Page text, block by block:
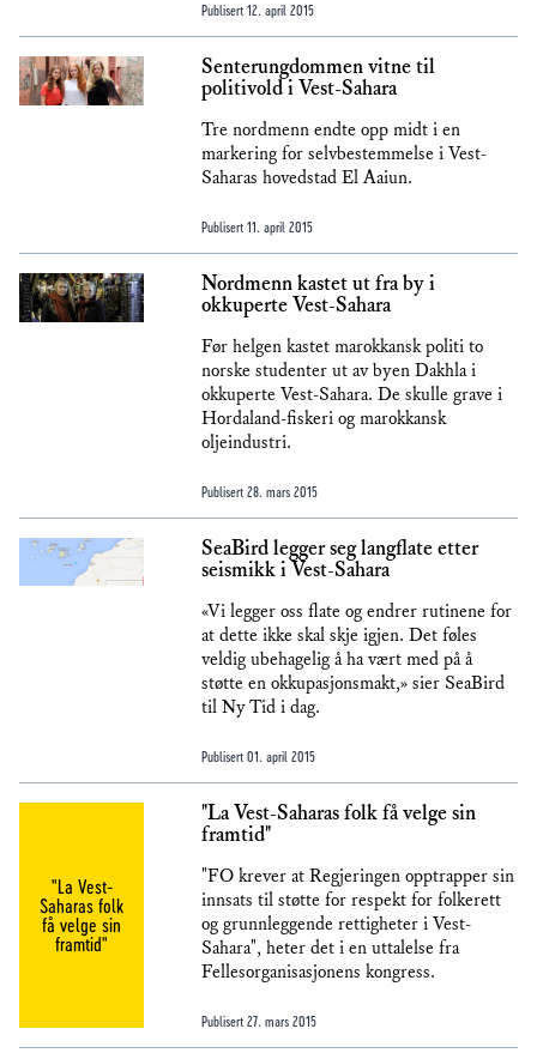
Publisert 12. april 2015
Senterungdommen vitne til
politivold i Vest-Sahara
Tre nordmenn endte opp midt i en
markering for selvbestemmelse i Vest-
Saharas hovedstad El Aaiun.
Publisert 11. april 2015
Nordmenn kastet ut fra by i
okkuperte Vest-Sahara
Før helgen kastet marokkansk politi to
norske studenter ut av byen Dakhla i
okkuperte Vest-Sahara. De skulle grave i
Hordaland-fiskeri og marokkansk
oljeindustri.
Publisert 28. mars 2015
SeaBird legger seg langflate etter
seismikk i Vest-Sahara
«Vi legger oss flate og endrer rutinene for
at dette ikke skal skje igjen. Det føles
veldig ubehagelig å ha vært med på å
støtte en okkupasjonsmakt,» sier SeaBird
til Ny Tid i dag.
Publisert 01. april 2015
"La Vest-
Saharas folk
få velge sin
framtid"
"La Vest-Saharas folk få velge sin
framtid"
"FO krever at Regjeringen opptrapper sin
innsats til støtte for respekt for folkerett
og grunnleggende rettigheter i Vest-
Sahara", heter det i en uttalelse fra
Fellesorganisasjonens kongress.
Publisert 27. mars 2015